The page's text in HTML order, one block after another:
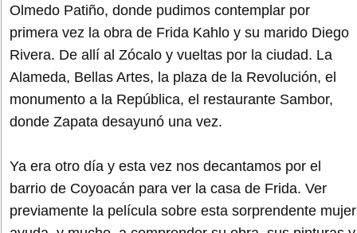
Olmedo Patiño, donde pudimos contemplar por
primera vez la obra de Frida Kahlo y su marido Diego
Rivera. De allí al Zócalo y vueltas por la ciudad. La
Alameda, Bellas Artes, la plaza de la Revolución, el
monumento a la República, el restaurante Sambor,
donde Zapata desayunó una vez.
Ya era otro día y esta vez nos decantamos por el
barrio de Coyoacán para ver la casa de Frida. Ver
previamente la película sobre esta sorprendente mujer